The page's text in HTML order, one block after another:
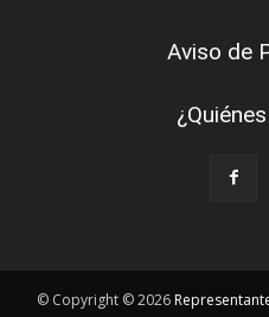
Aviso de
© Copyright © 2026